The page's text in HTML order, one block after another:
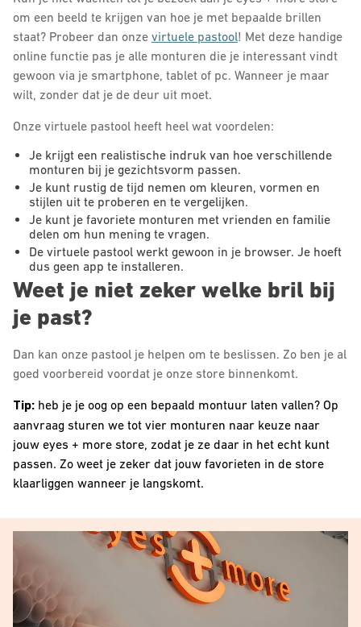
om een beeld te krijgen van hoe je met bepaalde brillen
staat? Probeer dan onze virtuele pastool! Met deze handige
online functie pas je alle monturen die je interessant vindt
gewoon via je smartphone, tablet of pc. Wanneer je maar
wilt, zonder dat je de deur uit moet.
Onze virtuele pastool heeft heel wat voordelen:
Je krijgt een realistische indruk van hoe verschillende
monturen bij je gezichtsvorm passen.
Je kunt rustig de tijd nemen om kleuren, vormen en
stijlen uit te proberen en te vergelijken.
Je kunt je favoriete monturen met vrienden en familie
delen om hun mening te vragen.
De virtuele pastool werkt gewoon in je browser. Je hoeft
dus geen app te installeren.
Weet je niet zeker welke bril bij
je past?
Dan kan onze pastool je helpen om te beslissen. Zo ben je al
goed voorbereid voordat je onze store binnenkomt.
Tip: heb je je oog op een bepaald montuur laten vallen? Op
aanvraag sturen we tot vier monturen naar keuze naar
jouw eyes + more store, zodat je ze daar in het echt kunt
passen. Zo weet je zeker dat jouw favorieten in de store
klaarliggen wanneer je langskomt.